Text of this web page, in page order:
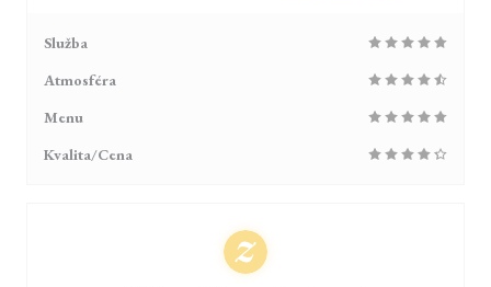
Služba
Atmosféra
Menu
Kvalita/Cena